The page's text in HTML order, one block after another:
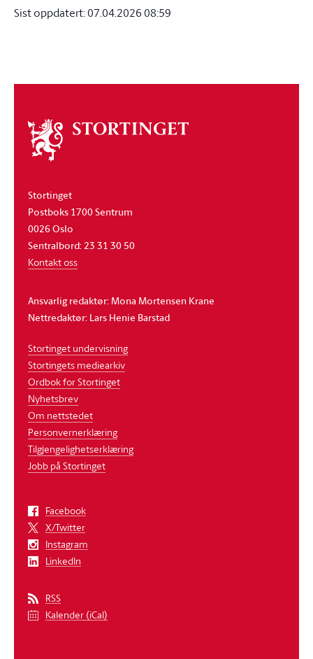
Sist oppdatert:07.04.2026 08:59
Om
stortinget
Stortinget
Postboks 1700 Sentrum
0026 Oslo
Sentralbord: 23 31 30 50
Kontakt oss
Ansvarlig redaktør: Mona Mortensen Krane
Nettredaktør: Lars Henie Barstad
Stortinget undervisning
Stortingets mediearkiv
Ordbok for Stortinget
Nyhetsbrev
Om nettstedet
Personvernerklæring
Tilgjengelighetserklæring
Jobb på Stortinget
Facebook
X/Twitter
Instagram
LinkedIn
RSS
Kalender (iCal)